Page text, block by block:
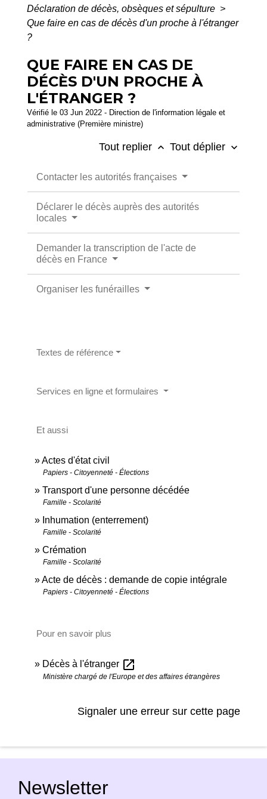
Déclaration de décès, obsèques et sépulture >
Que faire en cas de décès d'un proche à l'étranger
?
QUE FAIRE EN CAS DE
DÉCÈS D'UN PROCHE À
L'ÉTRANGER ?
Vérifié le 03 Jun 2022 - Direction de l'information légale et
administrative (Première ministre)
Tout replier keyboard_arrow_up Tout déplier keyboard_arrow_down
Contacter les autorités françaises
Déclarer le décès auprès des autorités
locales
Demander la transcription de l'acte de
décès en France
Organiser les funérailles
Textes de référence
Services en ligne et formulaires
Et aussi
Actes d'état civil
Papiers - Citoyenneté - Élections
Transport d'une personne décédée
Famille - Scolarité
Inhumation (enterrement)
Famille - Scolarité
Crémation
Famille - Scolarité
Acte de décès : demande de copie intégrale
Papiers - Citoyenneté - Élections
Pour en savoir plus
Décès à l'étranger open_in_new
Ministère chargé de l'Europe et des affaires étrangères
Signaler une erreur sur cette page
Newsletter